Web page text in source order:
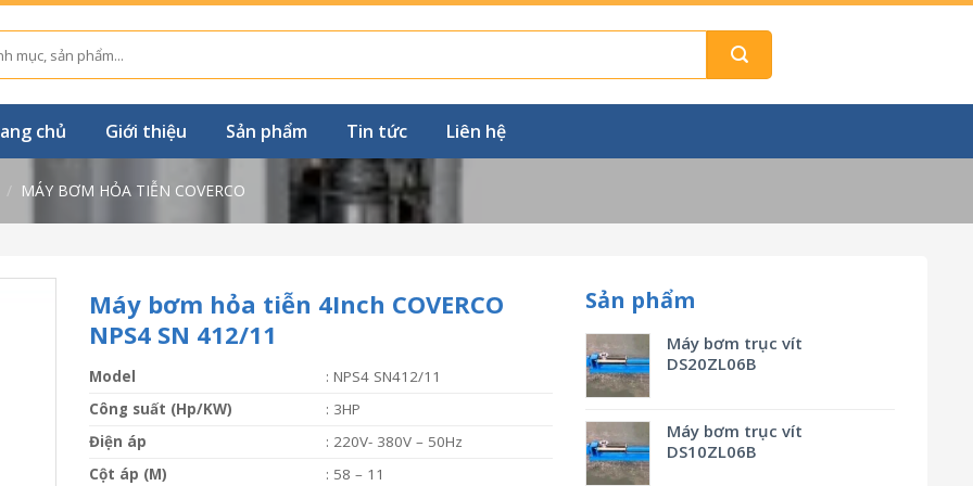
chủ Giới thiệu Sản phẩm Tin tức Liên hệ
/ MÁY BƠM HỎA TIỄN COVERCO
Sản phẩm
Máy bơm trục vít
DS20ZL06B
Máy bơm trục vít
DS10ZL06B
Máy bơm hỏa tiễn 4Inch COVERCO
NPS4 SN 412/11
Model
: NPS4 SN412/11
Công suất (Hp/KW)
: 3HP
Điện áp
: 220V- 380V – 50Hz
Cột áp (M)
: 58 – 11